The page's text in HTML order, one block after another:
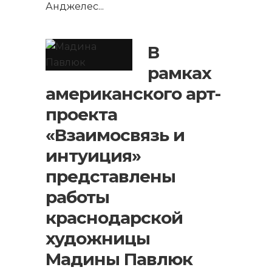
Анджелес...
В
рамках
американского арт-
проекта
«Взаимосвязь и
интуиция»
представлены
работы
краснодарской
художницы
Мадины Павлюк